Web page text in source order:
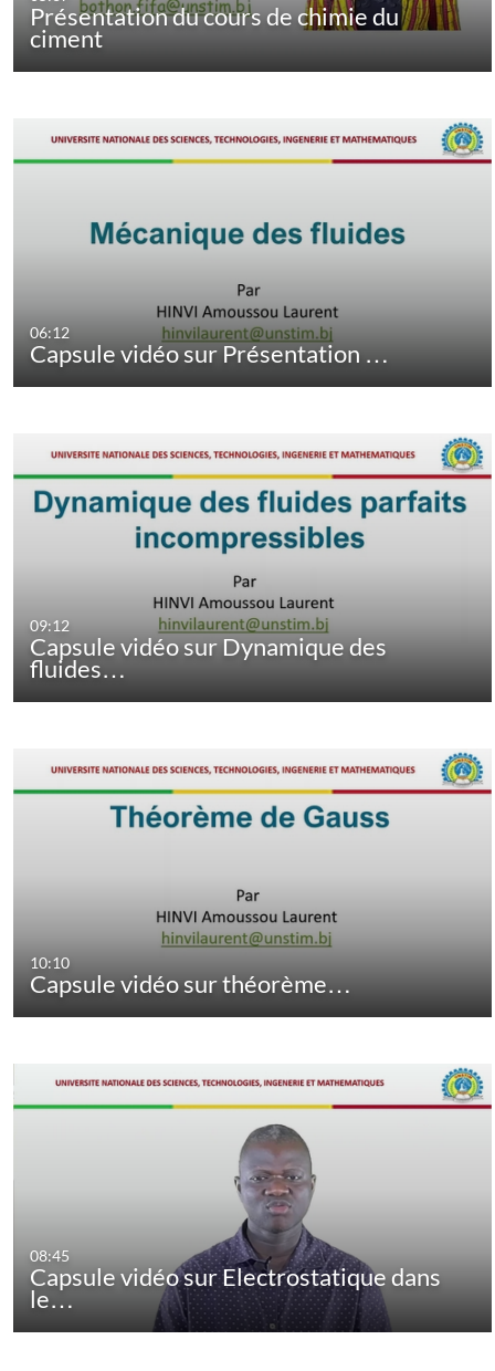
Présentation du cours de chimie du
ciment
06:12
Capsule vidéo sur Présentation …
09:12
Capsule vidéo sur Dynamique des
fluides…
10:10
Capsule vidéo sur théorème…
08:45
Capsule vidéo sur Electrostatique dans
le…